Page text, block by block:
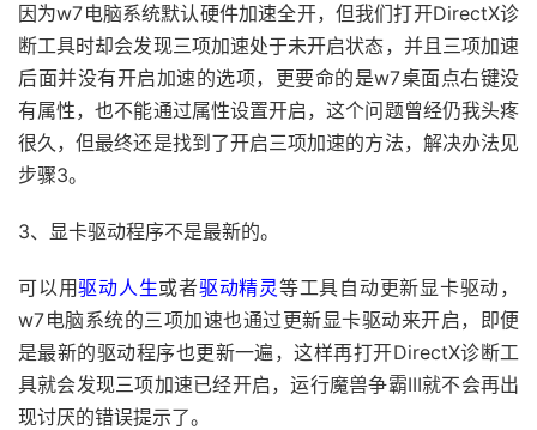
因为w7电脑系统默认硬件加速全开，但我们打开DirectX诊
断工具时却会发现三项加速处于未开启状态，并且三项加速
后面并没有开启加速的选项，更要命的是w7桌面点右键没
有属性，也不能通过属性设置开启，这个问题曾经仍我头疼
很久，但最终还是找到了开启三项加速的方法，解决办法见
步骤3。
3、显卡驱动程序不是最新的。
可以用驱动人生或者驱动精灵等工具自动更新显卡驱动，
w7电脑系统的三项加速也通过更新显卡驱动来开启，即便
是最新的驱动程序也更新一遍，这样再打开DirectX诊断工
具就会发现三项加速已经开启，运行魔兽争霸III就不会再出
现讨厌的错误提示了。